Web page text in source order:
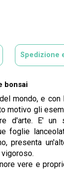
Spedizione
bonsai
mondo, e
motivo gli
E' un
foglie
presenta
vere e